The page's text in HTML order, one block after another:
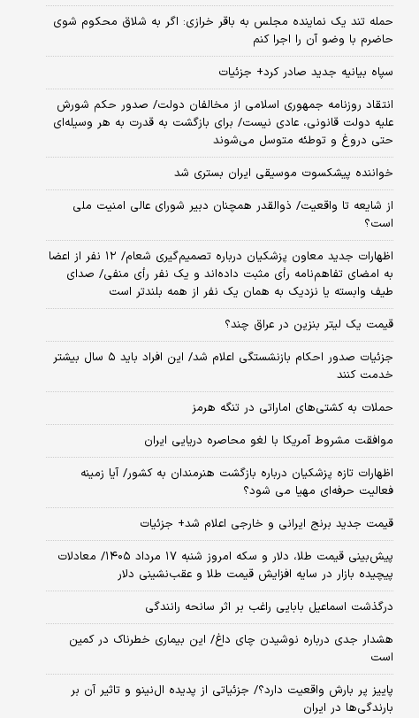
حمله تند یک نماینده مجلس به باقر خرازی: اگر به شلاق محکوم شوی
حاضرم با وضو آن را اجرا کنم
سپاه بیانیه جدید صادر کرد+ جزئیات
انتقاد روزنامه جمهوری اسلامی از مخالفان دولت/ صدور حکم شورش
علیه دولت قانونی، عادی نیست/ برای بازگشت به قدرت به هر وسیله‌ای
حتی دروغ و توطئه متوسل می‌شوند
خواننده پیشکسوت موسیقی ایران بستری شد
از شایعه تا واقعیت/ ذوالقدر همچنان دبیر شورای ‌عالی امنیت ملی
است؟
اظهارات جدید معاون پزشکیان درباره تصمیم‌گیری شعام/ ۱۲ نفر از اعضا
به امضای تفاهم‌نامه رأی مثبت داده‌اند و یک نفر رأی منفی/ صدای
طیف وابسته یا نزدیک به همان یک نفر از همه بلندتر است
قیمت یک لیتر بنزین در عراق چند؟
جزئیات صدور احکام بازنشستگی اعلام شد/ این افراد باید ۵ سال بیشتر
خدمت کنند
حملات به کشتی‌های اماراتی در تنگه هرمز
موافقت مشروط آمریکا با لغو محاصره دریایی ایران
اظهارات تازه پزشکیان درباره بازگشت هنرمندان به کشور/ آیا زمینه
فعالیت حرفه‌ای مهیا می شود؟
قیمت جدید برنج ایرانی و خارجی اعلام شد+ جزئیات
پیش‌بینی قیمت طلا، دلار و سکه امروز شنبه ۱۷ مرداد ۱۴۰۵/ معادلات
پیچیده بازار در سایه افزایش قیمت طلا و عقب‌نشینی دلار
درگذشت اسماعیل بابایی راغب بر اثر سانحه رانندگی
هشدار جدی درباره نوشیدن چای داغ/ این بیماری خطرناک در کمین
است
پاییز پر بارش واقعیت دارد؟/ جزئیاتی از پدیده ال‌نینو و تاثیر آن بر
بارندگی‌ها در ایران